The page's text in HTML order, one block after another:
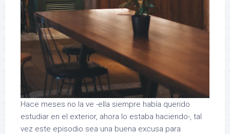
Hace meses no la ve -ella siempre había querido
estudiar en el exterior, ahora lo estaba haciendo-, tal
vez este episodio sea una buena excusa para